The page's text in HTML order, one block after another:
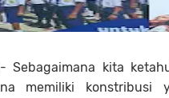
Sebagaimana kita
memiliki konstribusi